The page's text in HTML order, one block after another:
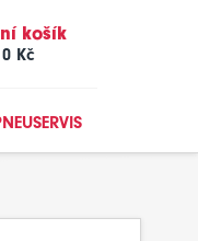
košík
Kč